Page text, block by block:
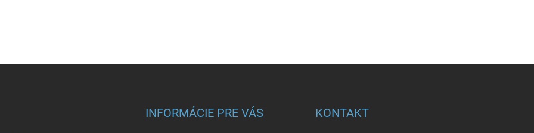
INFORMÁCIE PRE VÁS KONTAKT